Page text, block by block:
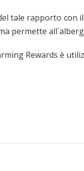
tale rapporto con
permette
Rewards è